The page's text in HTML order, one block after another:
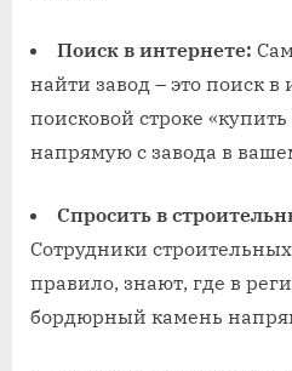
Поиск в интернете:
найти завод – это поиск в
поисковой строке
напрямую с завода в
Спросить в
Сотрудники
правило, знают, где в
бордюрный камень